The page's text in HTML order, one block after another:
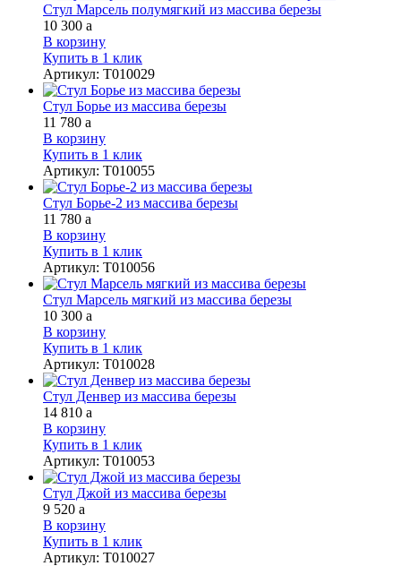
Стул Марсель полумягкий из массива березы
10 300 a
В корзину
Купить в 1 клик
Артикул: Т010029
Стул Борье из массива березы
11 780 a
В корзину
Купить в 1 клик
Артикул: Т010055
Стул Борье-2 из массива березы
11 780 a
В корзину
Купить в 1 клик
Артикул: Т010056
Стул Марсель мягкий из массива березы
10 300 a
В корзину
Купить в 1 клик
Артикул: Т010028
Стул Денвер из массива березы
14 810 a
В корзину
Купить в 1 клик
Артикул: Т010053
Стул Джой из массива березы
9 520 a
В корзину
Купить в 1 клик
Артикул: Т010027